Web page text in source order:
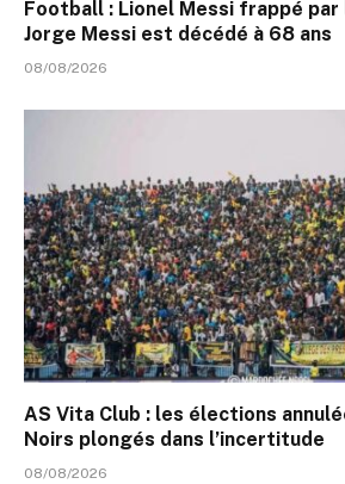
Football : Lionel Messi frappé par
Jorge Messi est décédé à 68 ans
08/08/2026
AS Vita Club : les élections
Noirs plongés dans l’incertitude
08/08/2026